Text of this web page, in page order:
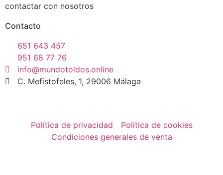
contactar con nosotros
Contacto
651 643 457
951 68 77 76
info@mundotoldos.online
C. Mefistofeles, 1, 29006 Málaga
Política de privacidad
Política de cookies
Condiciones generales de venta